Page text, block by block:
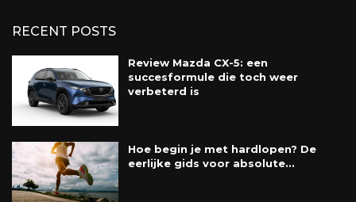
RECENT POSTS
Review Mazda CX-5: een
succesformule die toch weer
verbeterd is
Hoe begin je met hardlopen? De
eerlijke gids voor absolute...